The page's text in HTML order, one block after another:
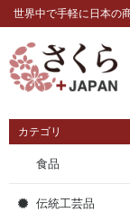
世界中で手軽に日本の
カテゴリ
食品
伝統工芸品